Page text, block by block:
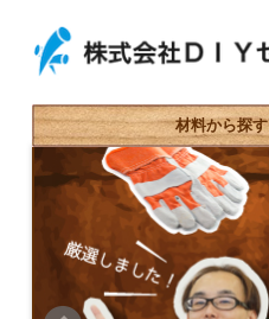
材料から探す